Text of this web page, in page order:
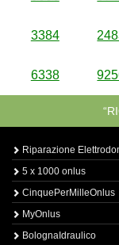
3384
6338
Riparazione
5 x 1000 onlus
CinquePerMilleOnlus
MyOnlus
BolognaIdraulico